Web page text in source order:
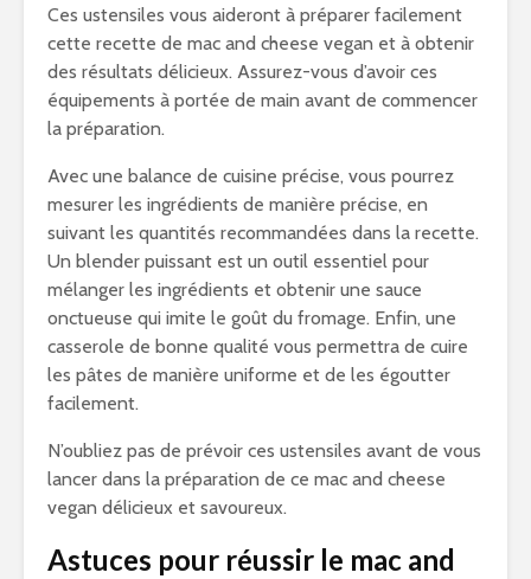
Ces ustensiles vous aideront à préparer facilement
cette recette de mac and cheese vegan et à obtenir
des résultats délicieux. Assurez-vous d’avoir ces
équipements à portée de main avant de commencer
la préparation.
Avec une balance de cuisine précise, vous pourrez
mesurer les ingrédients de manière précise, en
suivant les quantités recommandées dans la recette.
Un blender puissant est un outil essentiel pour
mélanger les ingrédients et obtenir une sauce
onctueuse qui imite le goût du fromage. Enfin, une
casserole de bonne qualité vous permettra de cuire
les pâtes de manière uniforme et de les égoutter
facilement.
N’oubliez pas de prévoir ces ustensiles avant de vous
lancer dans la préparation de ce mac and cheese
vegan délicieux et savoureux.
Astuces pour réussir le mac and